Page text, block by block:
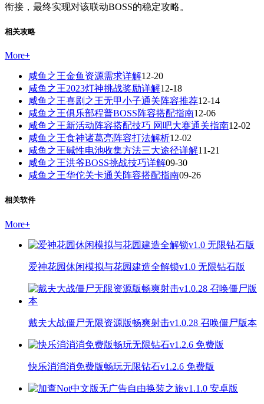
衔接，最终实现对该联动BOSS的稳定攻略。
相关攻略
More+
咸鱼之王金鱼资源需求详解12-20
咸鱼之王2023灯神挑战奖励详解12-18
咸鱼之王喜剧之王无甲小子通关阵容推荐12-14
咸鱼之王俱乐部程普BOSS阵容搭配指南12-06
咸鱼之王新活动阵容搭配技巧 网吧大赛通关指南12-02
咸鱼之王食神诸葛亮阵容打法解析12-02
咸鱼之王碱性电池收集方法三大途径详解11-21
咸鱼之王洪爷BOSS挑战技巧详解09-30
咸鱼之王华佗关卡通关阵容搭配指南09-26
相关软件
More+
爱神花园休闲模拟与花园建造全解锁v1.0 无限钻石版
戴夫大战僵尸无限资源版畅爽射击v1.0.28 召唤僵尸版本
快乐消消消免费版畅玩无限钻石v1.2.6 免费版